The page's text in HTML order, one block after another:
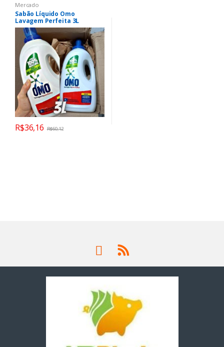
Mercado
Sabão Líquido Omo
Lavagem Perfeita 3L
R$36,16 R$60,12